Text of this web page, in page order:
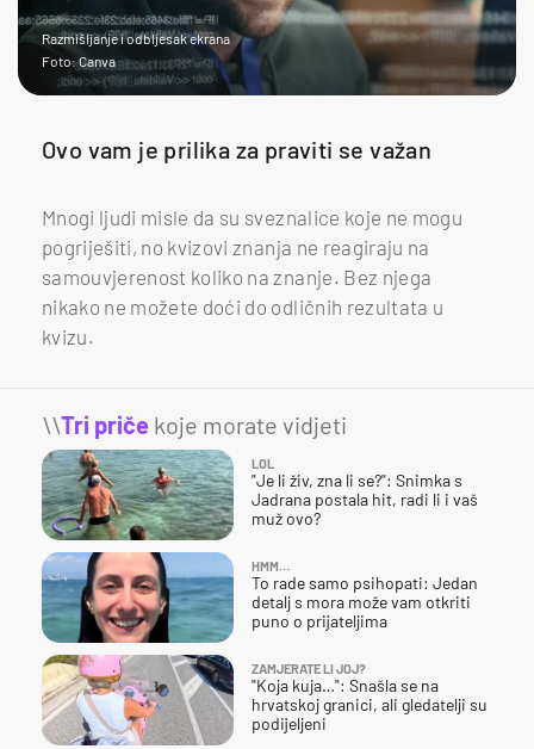
Razmišljanje i odbljesak ekrana
Foto: Canva
Ovo vam je prilika za praviti se važan
Mnogi ljudi misle da su sveznalice koje ne mogu
pogriješiti, no kvizovi znanja ne reagiraju na
samouvjerenost koliko na znanje. Bez njega
nikako ne možete doći do odličnih rezultata u
kvizu.
\\Tri priče koje morate vidjeti
LOL
"Je li živ, zna li se?": Snimka s
Jadrana postala hit, radi li i vaš
muž ovo?
HMM…
To rade samo psihopati: Jedan
detalj s mora može vam otkriti
puno o prijateljima
ZAMJERATE LI JOJ?
"Koja kuja…": Snašla se na
hrvatskoj granici, ali gledatelji su
podijeljeni